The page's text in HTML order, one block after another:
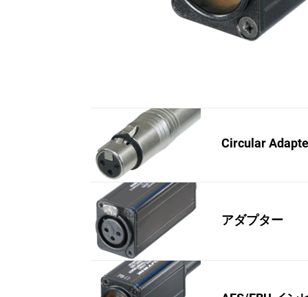
Circular
アダプター